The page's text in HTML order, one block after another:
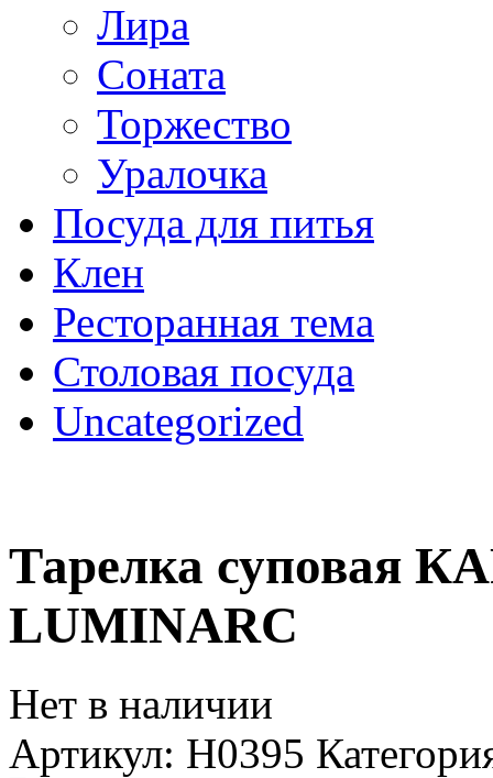
Лира
Соната
Торжество
Уралочка
Посуда для питья
Клен
Ресторанная тема
Столовая посуда
Uncategorized
Тарелка суповая
LUMINARC
Нет в наличии
Артикул: H0395